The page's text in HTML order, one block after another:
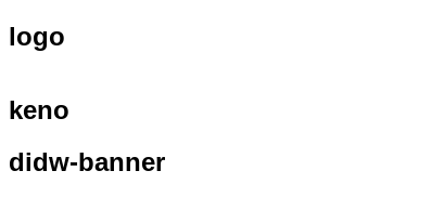
logo
keno
didw-banner